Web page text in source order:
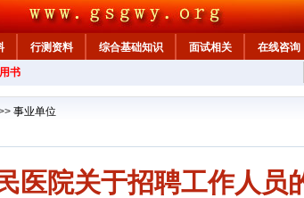
行测资料 综合基础知识 面试相关 在线咨询
书
事业单位
医院关于招聘工作人员